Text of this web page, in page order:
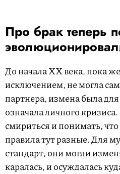
Про брак теперь
До начала XX века, пока
исключением, не могла
партнера, измена была
означала личного
смириться и понимать,
правила тут разные. Для
стандарт, они могли
каралась, и осуждалась